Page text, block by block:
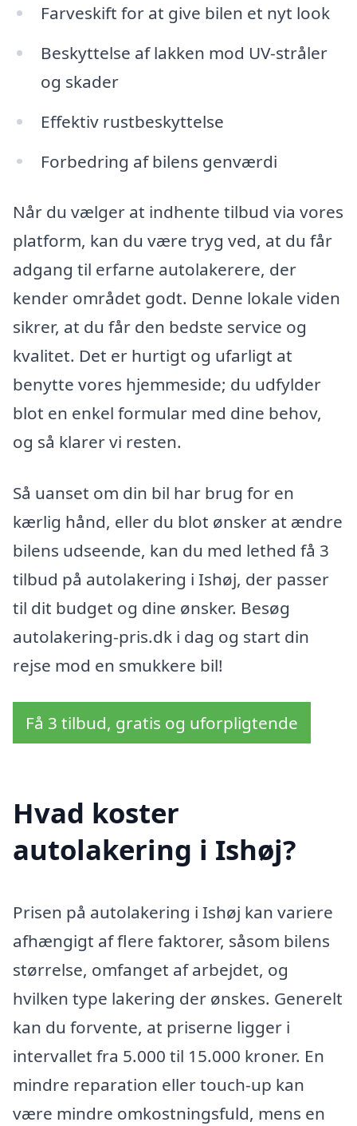
Farveskift for at give bilen et nyt look
Beskyttelse af lakken mod UV-stråler
og skader
Effektiv rustbeskyttelse
Forbedring af bilens genværdi
Når du vælger at indhente tilbud via vores
platform, kan du være tryg ved, at du får
adgang til erfarne autolakerere, der
kender området godt. Denne lokale viden
sikrer, at du får den bedste service og
kvalitet. Det er hurtigt og ufarligt at
benytte vores hjemmeside; du udfylder
blot en enkel formular med dine behov,
og så klarer vi resten.
Så uanset om din bil har brug for en
kærlig hånd, eller du blot ønsker at ændre
bilens udseende, kan du med lethed få 3
tilbud på autolakering i Ishøj, der passer
til dit budget og dine ønsker. Besøg
autolakering-pris.dk i dag og start din
rejse mod en smukkere bil!
Få 3 tilbud, gratis og uforpligtende
Hvad koster
autolakering i Ishøj?
Prisen på autolakering i Ishøj kan variere
afhængigt af flere faktorer, såsom bilens
størrelse, omfanget af arbejdet, og
hvilken type lakering der ønskes. Generelt
kan du forvente, at priserne ligger i
intervallet fra 5.000 til 15.000 kroner. En
mindre reparation eller touch-up kan
være mindre omkostningsfuld, mens en